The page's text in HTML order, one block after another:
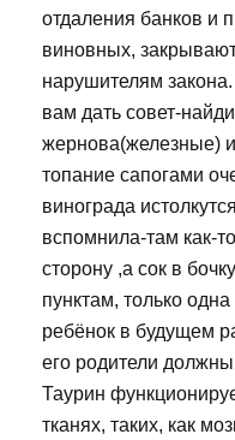
отдаления банков и
виновных,
нарушителям
вам дать совет-
жернова(железные)
топание сапогами
винограда
вспомнила-там как-
сторону ,а сок в
пунктам, только
ребёнок в будущем
его родители должны
Таурин
тканях, таких, как